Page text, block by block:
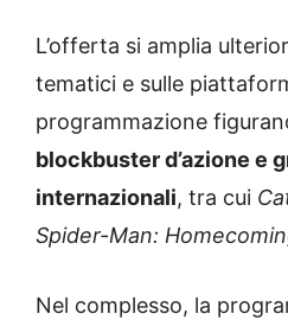
L’offerta si amplia
tematici e sulle
programmazione
blockbuster d’azione e
internazionali, tra cui
Spider-Man:
Nel complesso, la